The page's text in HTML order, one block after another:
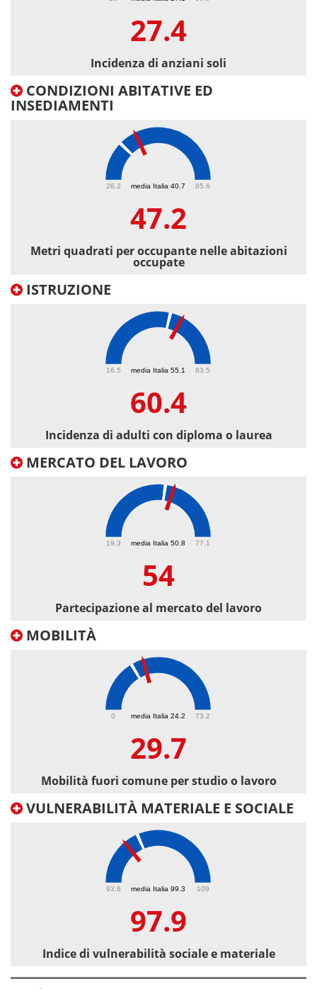
27.4
Incidenza di anziani soli
CONDIZIONI ABITATIVE ED
INSEDIAMENTI
media Italia 40.7
26.2 85.6
47.2
Metri quadrati per occupante nelle abitazioni
occupate
ISTRUZIONE
media Italia 55.1
16.5 83.5
60.4
Incidenza di adulti con diploma o laurea
MERCATO DEL LAVORO
media Italia 50.8
19.3 77.1
54
Partecipazione al mercato del lavoro
MOBILITÀ
media Italia 24.2
0 73.2
29.7
Mobilità fuori comune per studio o lavoro
VULNERABILITÀ MATERIALE E SOCIALE
media Italia 99.3
93.6 109
97.9
Indice di vulnerabilità sociale e materiale